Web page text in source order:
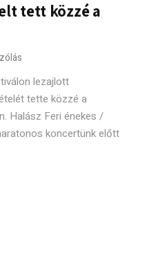
tett közzé a
lezajlott
tette közzé a
Halász Feri énekes /
koncertünk előtt